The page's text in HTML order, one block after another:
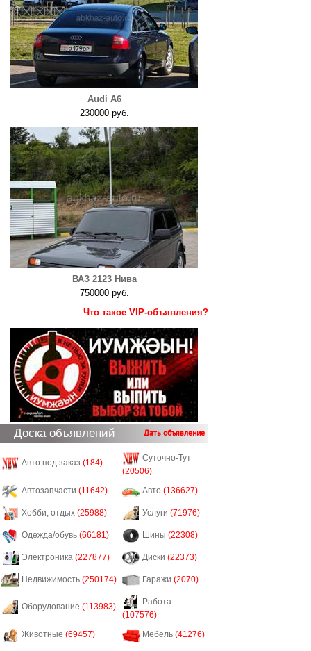
Audi A6
230000 руб.
ВАЗ 2123 Нива
750000 руб.
Что такое VIP-объявления?
Доска объявлений Дать объявление
Авто под заказ (184)
Суточно-Тут
(20506)
Автозапчасти (11642) Авто (136627)
Хобби, отдых (25988) Услуги (71976)
Одежда/обувь (66181) Шины (22308)
Электроника (227877) Диски (22373)
Недвижимость (250174) Гаражи (2070)
Оборудование (113983)
Работа
(107576)
Животные (69457) Мебель (41276)